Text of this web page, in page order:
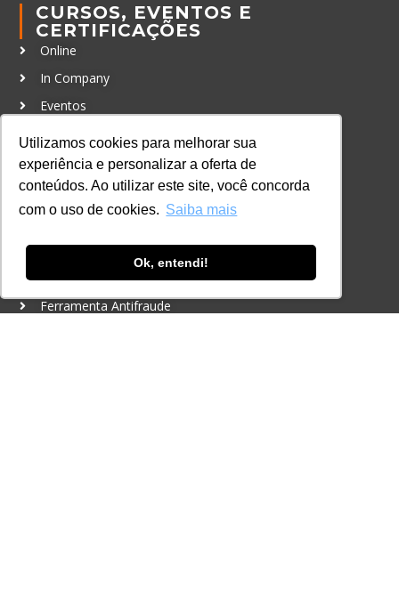
Utilizamos cookies para melhorar sua
experiência e personalizar a oferta de
conteúdos. Ao utilizar este site, você concorda
com o uso de cookies. Saiba mais
Ok, entendi!
CURSOS, EVENTOS E
CERTIFICAÇÕES
Online
In Company
Eventos
Certificações
CONTATO
+55 11 3259-2837
contato@lec.com.br
Ferramenta Antifraude